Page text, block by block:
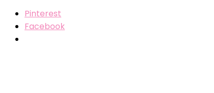
Pinterest
Facebook